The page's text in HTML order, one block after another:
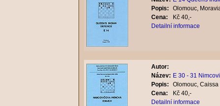
Popis:
Olomouc,
Cena:
Kč 40,-
Detailní informace
Autor:
Název: E 30 - 31
Popis:
Olomouc,
Cena:
Kč 40,-
Detailní informace